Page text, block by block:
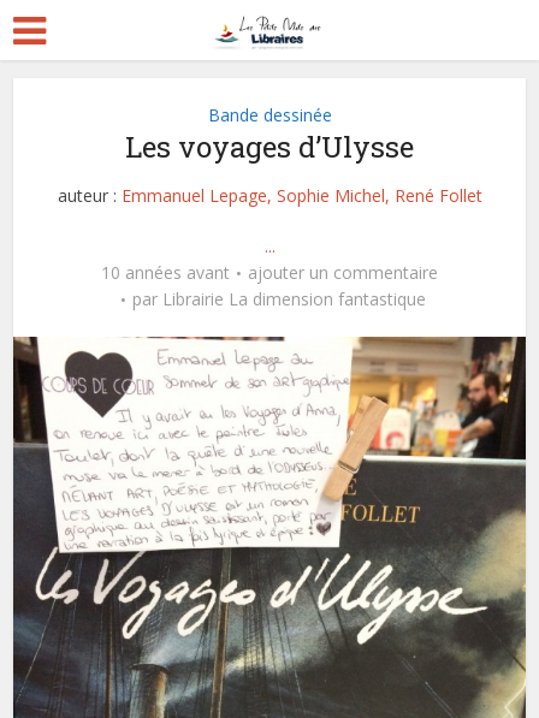
Bande dessinée
Les voyages d’Ulysse
auteur : Emmanuel Lepage, Sophie Michel, René Follet
...
10 années avant
ajouter un commentaire
par Librairie La dimension fantastique